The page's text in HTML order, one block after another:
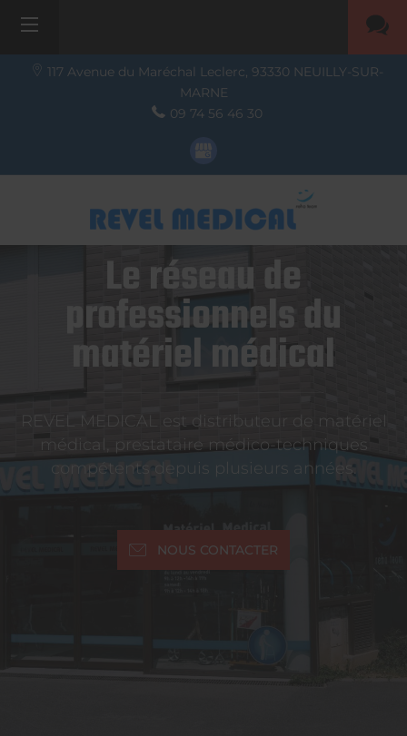
117 Avenue du Maréchal Leclerc, 93330 NEUILLY-SUR-
MARNE
09 74 56 46 30
Le réseau de
professionnels du
matériel médical
REVEL MEDICAL est distributeur de matériel
médical, prestataire médico-techniques
compétents depuis plusieurs années.
NOUS CONTACTER